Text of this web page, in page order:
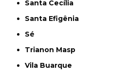
Santa Cecília
Santa Efigênia
Sé
Trianon Masp
Vila Buarque